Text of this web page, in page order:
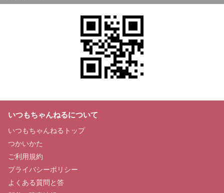
いつもちゃんねるについて
いつもちゃんねるトップ
つかいかた
ご利用規約
プライバシーポリシー
よくある質問と答